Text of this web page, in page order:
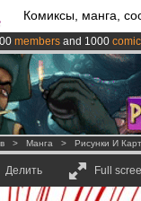
Комиксы, манга,
members and 1000
is now LIVE!.
from3.95 euros
> Манга > Рисунки И
Делить Full